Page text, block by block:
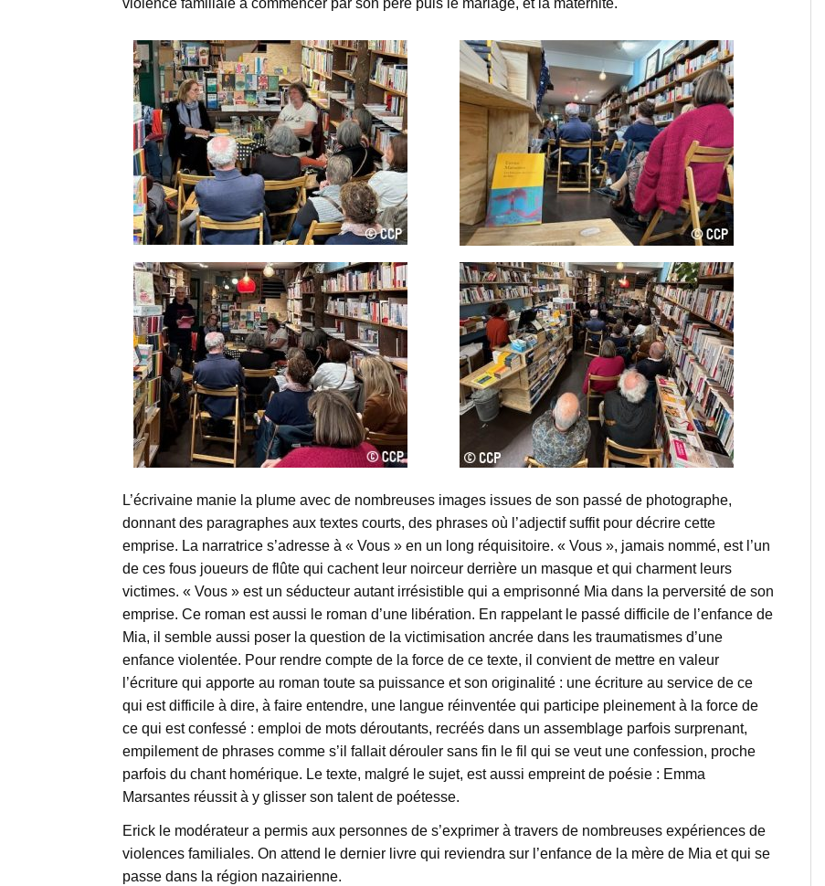
violence familiale à commencer par son père puis le mariage, et la maternité.
L’écrivaine manie la plume avec de nombreuses images issues de son passé de photographe,
donnant des paragraphes aux textes courts, des phrases où l’adjectif suffit pour décrire cette
emprise. La narratrice s’adresse à « Vous » en un long réquisitoire. « Vous », jamais nommé, est l’un
de ces fous joueurs de flûte qui cachent leur noirceur derrière un masque et qui charment leurs
victimes. « Vous » est un séducteur autant irrésistible qui a emprisonné Mia dans la perversité de son
emprise. Ce roman est aussi le roman d’une libération. En rappelant le passé difficile de l’enfance de
Mia, il semble aussi poser la question de la victimisation ancrée dans les traumatismes d’une
enfance violentée. Pour rendre compte de la force de ce texte, il convient de mettre en valeur
l’écriture qui apporte au roman toute sa puissance et son originalité : une écriture au service de ce
qui est difficile à dire, à faire entendre, une langue réinventée qui participe pleinement à la force de
ce qui est confessé : emploi de mots déroutants, recréés dans un assemblage parfois surprenant,
empilement de phrases comme s’il fallait dérouler sans fin le fil qui se veut une confession, proche
parfois du chant homérique. Le texte, malgré le sujet, est aussi empreint de poésie : Emma
Marsantes réussit à y glisser son talent de poétesse.
Erick le modérateur a permis aux personnes de s’exprimer à travers de nombreuses expériences de
violences familiales. On attend le dernier livre qui reviendra sur l’enfance de la mère de Mia et qui se
passe dans la région nazairienne.